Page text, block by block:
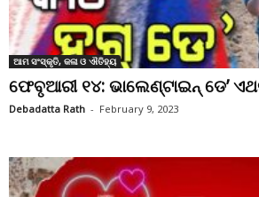
ଆମ ସଂସ୍କୃତି, କଳା ଓ ଐତିହ୍ୟ
ଫେବୃଆରୀ ୧୪: ଭାଲେଣ୍ଟାଇନ୍ ଡେ’
Debadatta Rath - February 9, 2023